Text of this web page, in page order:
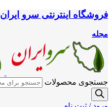
فروشگاه اینترنتی سرو ایران
مجله
جستجوی محصولات